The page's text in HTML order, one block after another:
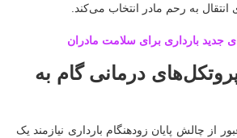
انتقال به رحم مادر انتخاب می‌کند.
جدید بارداری برای سلامت مادران
درمانی گام به
از چالش پایان زودهنگام بارداری نیازمند یک